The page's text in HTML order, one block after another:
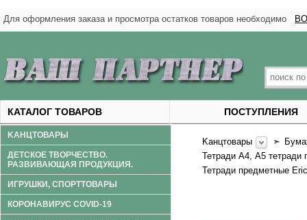
Для оформления заказа и просмотра остатков товаров необходимо
КАТАЛОГ ТОВАРОВ ПОСТУПЛЕНИЯ
Kанцтовары ➣
Тетради А4, А5 тетради
Тетради предметные
KАНЦТОВАРЫ
ДЕТСКОЕ ТВОРЧЕСТВО.
РАЗВИВАЮЩАЯ ПРОДУКЦИЯ.
ИГРУШКИ, СПОРТТОВАРЫ
КОРОНАВИРУС COVID-19